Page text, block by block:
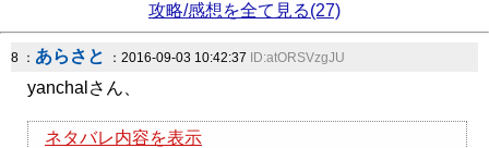
攻略/感想を全て見る(27)
8 ： あらさと ：2016-09-03 10:42:37 ID:atORSVzgJU
yanchalさん、
ネタバレ内容を表示